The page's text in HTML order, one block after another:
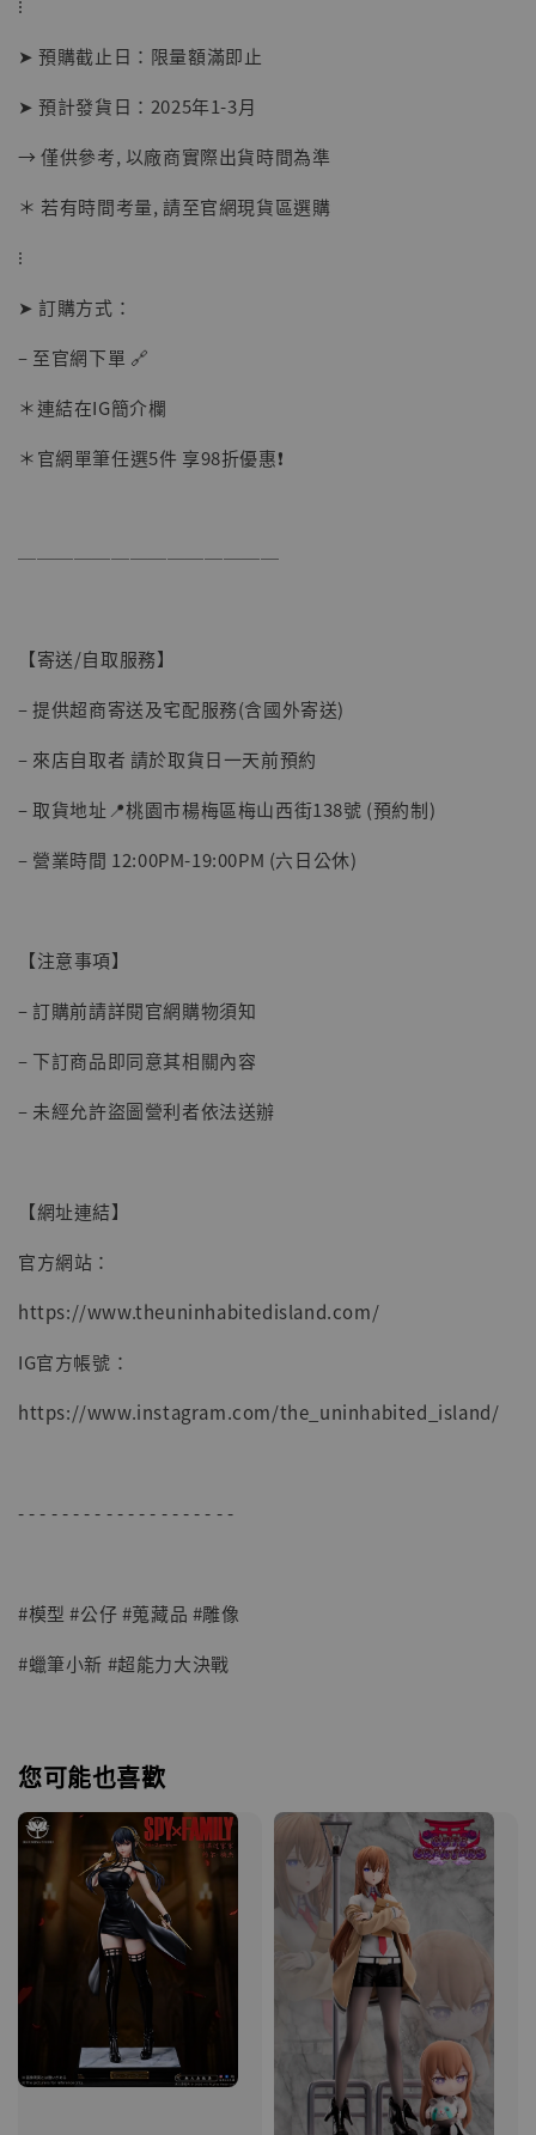
【店內現貨】海賊王 系列蒐藏雕像 布魯克達
摩 [7STARS Studio]
NT$ 1,500
子彈飛 鵝城縣長 張麻子 [BK01]
⁝
➤ 預購截止日：限量額滿即止
➤ 預計發貨日：2025年1-3月
→ 僅供參考, 以廠商實際出貨時間為準
＊ 若有時間考量, 請至官網現貨區選購
⁝
➤ 訂購方式：
– 至官網下單 🔗
＊連結在IG簡介欄
＊官網單筆任選5件 享98折優惠❗️
──────────────
【寄送/自取服務】
– 提供超商寄送及宅配服務(含國外寄送)
– 來店自取者 請於取貨日一天前預約
– 取貨地址📍桃園市楊梅區梅山西街138號 (預約制)
– 營業時間 12:00PM-19:00PM (六日公休)
【注意事項】
– 訂購前請詳閱官網購物須知
– 下訂商品即同意其相關內容
– 未經允許盜圖營利者依法送辦
【網址連結】
官方網站：
https://www.theuninhabitedisland.com/
IG官方帳號：
https://www.instagram.com/the_uninhabited_island/
- - - - - - - - - - - - - - - - - - - -
#模型 #公仔 #蒐藏品 #雕像
#蠟筆小新 #超能力大決戰
您可能也喜歡